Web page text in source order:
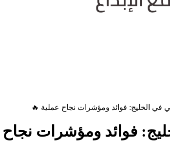
في الخليج: فوائد ومؤشرات نجاح عملية 🔥
فوائد ومؤشرات